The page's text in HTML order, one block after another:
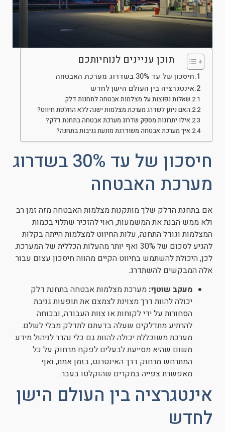
תוכן עניינים לנוחיותכם
חיסכון של עד 30% בשדרוג מערכת האבטחה
אינטגרציה בין העולם הישן לחדש
שאלות נפוצות על מצלמות אבטחה לתחנות דלק
האם ניתן לשדרג מערכת מצלמות ישנה ללא החלפת חיווט?
אילו יתרונות מספק שדרוג מערכת אבטחה בתחנת דלק?
איך מערכת אבטחה משודרגת מונעת גניבות בתחנה?
חיסכון של עד 30% בשדרוג
מערכת האבטחה
אם בתחנת הדלק שלך מותקנות מצלמות האבטחה מזה זמן רב
ולא ממש הבנת את המשמעות, ראוי להזכיר שתלוי בכמות
המצלמות וגודל התחנה, עלות החיווט למצלמות הייתה בקלות
להגיע לסכום של 30% ואף יותר מהעלות הכללית של המערכת.
לכן, היכולת להשתמש בחיווט הקיים מהווה חיסכון עצום עבור
אלה המבקשים להשתדרג.
מעקב שוטף: מערכת מצלמות אבטחה בתחנת דלק
יכולה להוות דרך מצוינת לצמצם את תופעות גניבת
הסחורות על ידי לקוחות או צוות העבודה, ובכוחה
להרתיע מתדלקים שעלה בדעתם לתדלק מבלי לשלם.
מערכת משוכללת יכולה להוות גם כלי נהדר לניהול מידע
משום שהיא מסייעת לבעלים לפקח מרחוק על כל
המתרחש מרחוק דרך האינטרנט, בזמן אמת, ואף
מאפשרת צפייה במקרים שהוקלטו בעבר.
אינטגרציה בין העולם הישן
לחדש